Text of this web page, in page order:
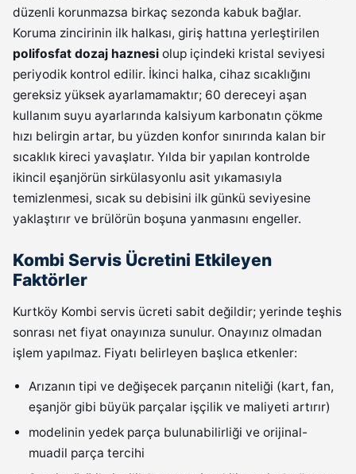
düzenli korunmazsa birkaç sezonda kabuk bağlar.
Koruma zincirinin ilk halkası, giriş hattına yerleştirilen
polifosfat dozaj haznesi olup içindeki kristal seviyesi
periyodik kontrol edilir. İkinci halka, cihaz sıcaklığını
gereksiz yüksek ayarlamamaktır; 60 dereceyi aşan
kullanım suyu ayarlarında kalsiyum karbonatın çökme
hızı belirgin artar, bu yüzden konfor sınırında kalan bir
sıcaklık kireci yavaşlatır. Yılda bir yapılan kontrolde
ikincil eşanjörün sirkülasyonlu asit yıkamasıyla
temizlenmesi, sıcak su debisini ilk günkü seviyesine
yaklaştırır ve brülörün boşuna yanmasını engeller.
Kombi Servis Ücretini Etkileyen
Faktörler
Kurtköy Kombi servis ücreti sabit değildir; yerinde teşhis
sonrası net fiyat onayınıza sunulur. Onayınız olmadan
işlem yapılmaz. Fiyatı belirleyen başlıca etkenler:
Arızanın tipi ve değişecek parçanın niteliği (kart, fan,
eşanjör gibi büyük parçalar işçilik ve maliyeti artırır)
modelinin yedek parça bulunabilirliği ve orijinal-
muadil parça tercihi